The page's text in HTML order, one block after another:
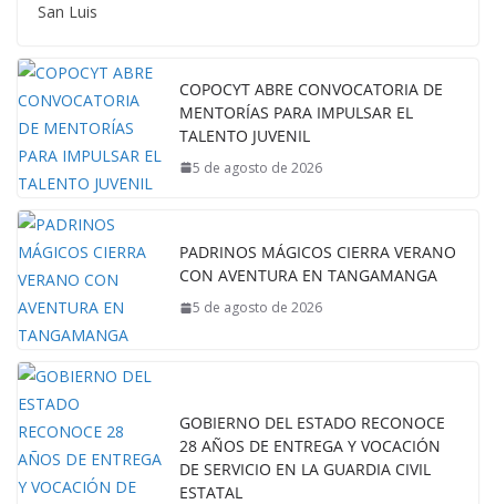
San Luis
COPOCYT ABRE CONVOCATORIA DE
MENTORÍAS PARA IMPULSAR EL
TALENTO JUVENIL
5 de agosto de 2026
PADRINOS MÁGICOS CIERRA VERANO
CON AVENTURA EN TANGAMANGA
5 de agosto de 2026
GOBIERNO DEL ESTADO RECONOCE
28 AÑOS DE ENTREGA Y VOCACIÓN
DE SERVICIO EN LA GUARDIA CIVIL
ESTATAL